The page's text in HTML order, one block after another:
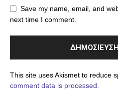
Save my name, email, and
next time I comment.
This site uses Akismet to reduce
comment data is processed.